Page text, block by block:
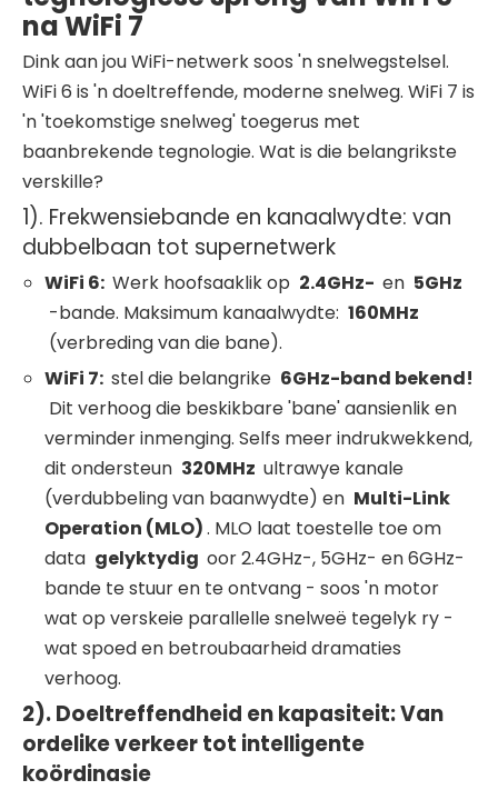
na WiFi 7
Dink aan jou WiFi-netwerk soos 'n snelwegstelsel.
WiFi 6 is 'n doeltreffende, moderne snelweg. WiFi 7 is
'n 'toekomstige snelweg' toegerus met
baanbrekende tegnologie. Wat is die belangrikste
verskille?
1). Frekwensiebande en kanaalwydte: van
dubbelbaan tot supernetwerk
WiFi 6: Werk hoofsaaklik op 2.4GHz- en 5GHz
-bande. Maksimum kanaalwydte: 160MHz
(verbreding van die bane).
WiFi 7: stel die belangrike 6GHz-band bekend!
Dit verhoog die beskikbare 'bane' aansienlik en
verminder inmenging. Selfs meer indrukwekkend,
dit ondersteun 320MHz ultrawye kanale
(verdubbeling van baanwydte) en Multi-Link
Operation (MLO). MLO laat toestelle toe om
data gelyktydig oor 2.4GHz-, 5GHz- en 6GHz-
bande te stuur en te ontvang - soos 'n motor
wat op verskeie parallelle snelweë tegelyk ry -
wat spoed en betroubaarheid dramaties
verhoog.
2). Doeltreffendheid en kapasiteit: Van
ordelike verkeer tot intelligente
koördinasie